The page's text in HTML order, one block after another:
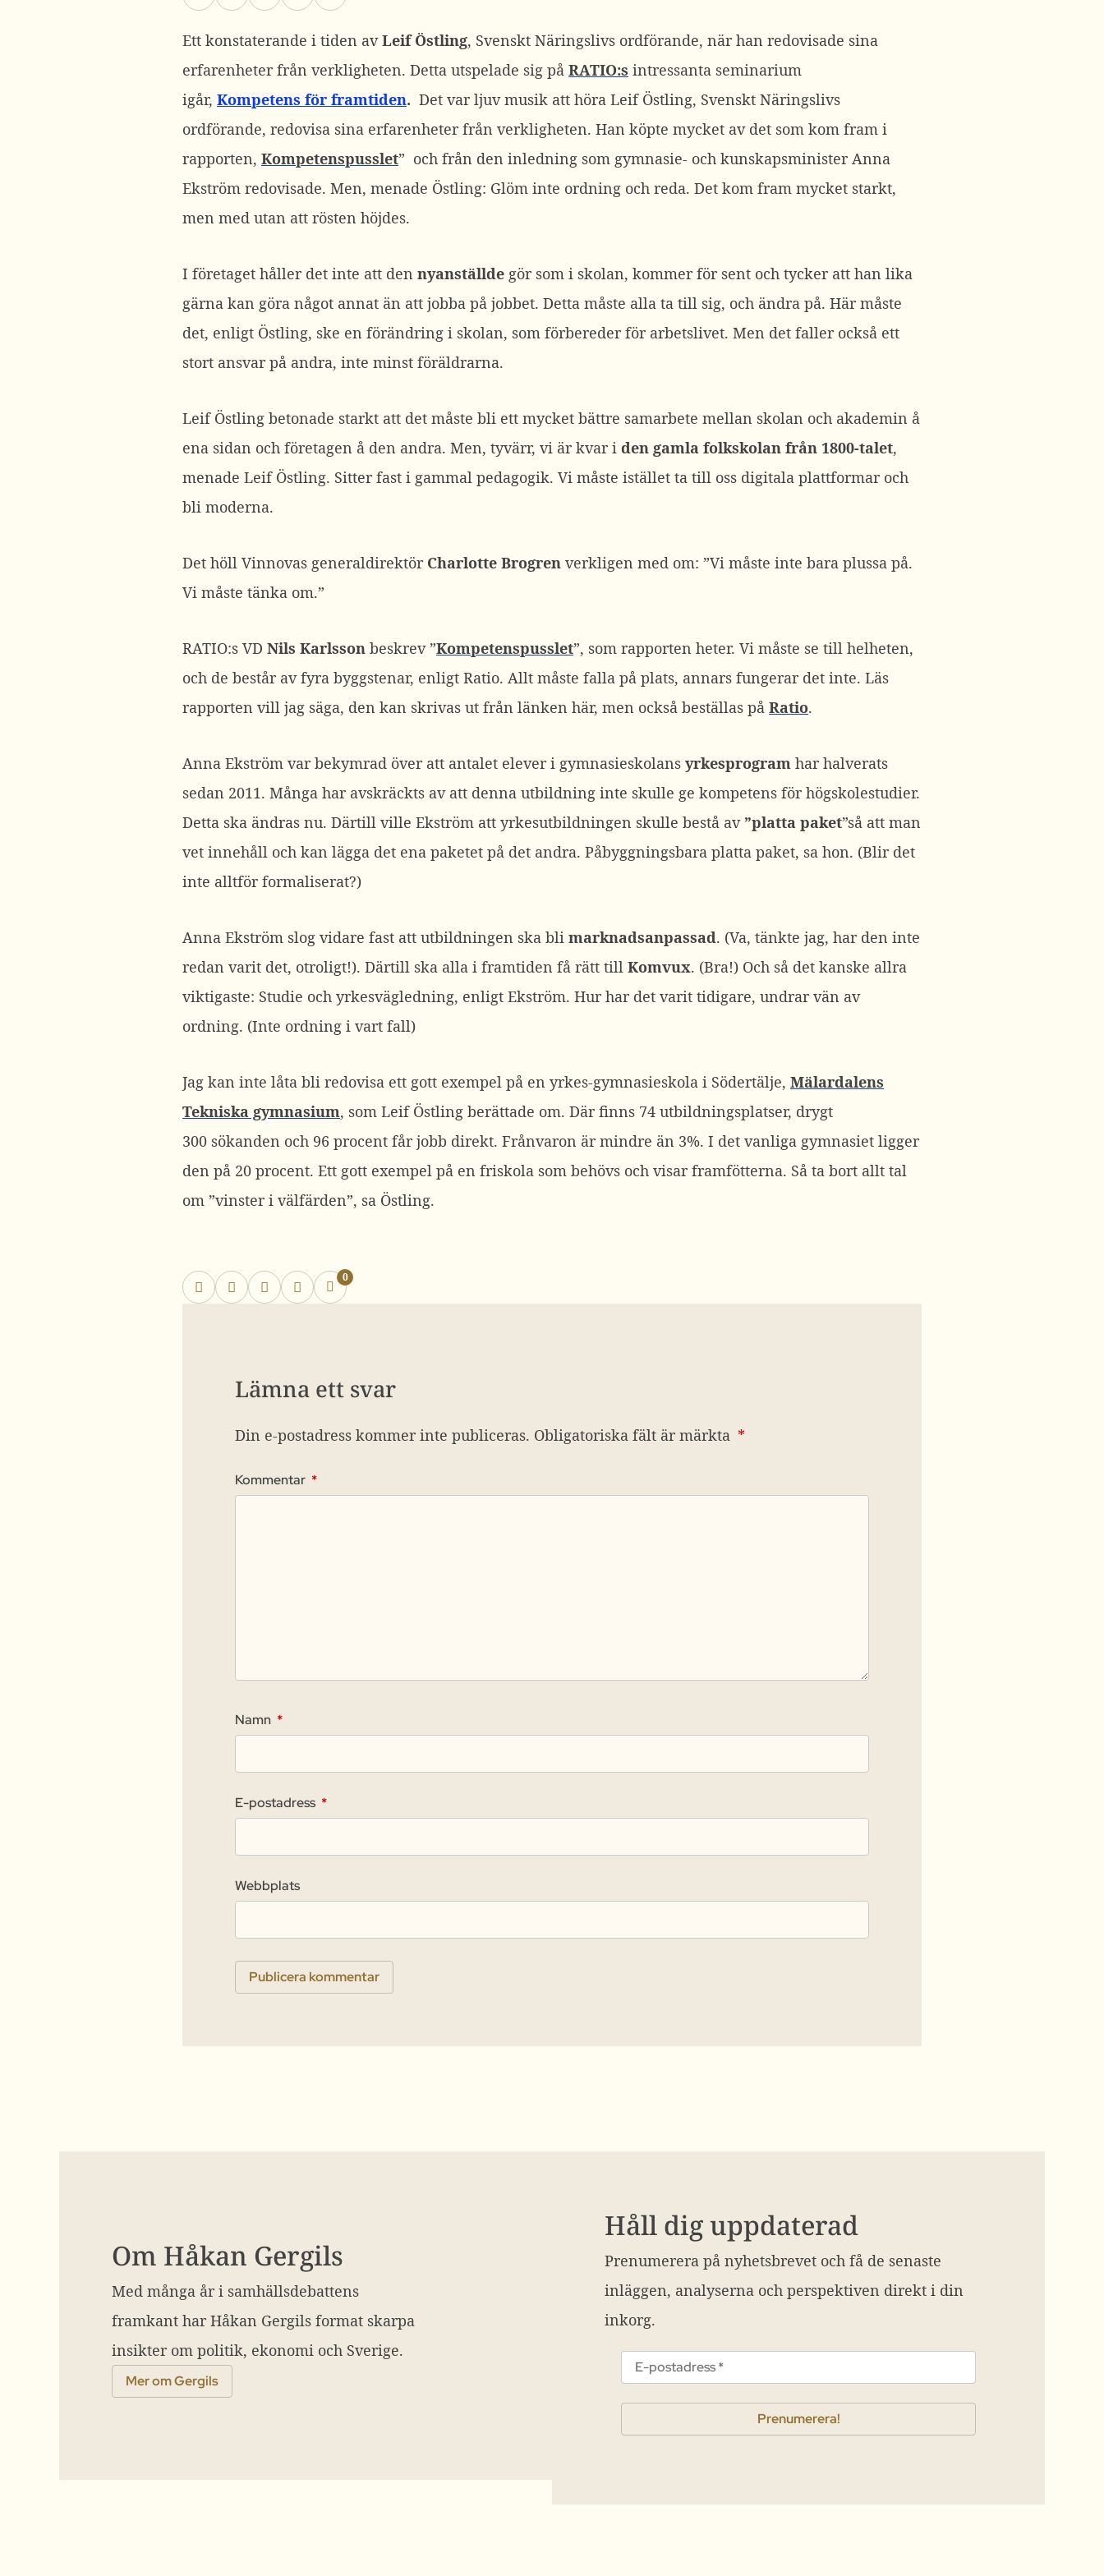
Ett konstaterande i tiden avLeif Östling, Svenskt Näringslivs ordförande, när han redovisade sina
erfarenheter från verkligheten. Detta utspelade sig på RATIO:s intressanta seminarium
igår, Kompetens för framtiden. Det var ljuv musik att höra Leif Östling, Svenskt Näringslivs
ordförande, redovisa sina erfarenheter från verkligheten. Han köpte mycket av det som kom fram i
rapporten, Kompetenspusslet” och från den inledning som gymnasie- och kunskapsminister Anna
Ekström redovisade. Men, menade Östling: Glöm inte ordning och reda. Det kom fram mycket starkt,
men med utan att rösten höjdes.
I företaget håller det inte att den nyanställde gör som i skolan, kommer för sent och tycker att han lika
gärna kan göra något annat än att jobba på jobbet. Detta måste alla ta till sig, och ändra på. Här måste
det, enligt Östling, ske en förändring i skolan, som förbereder för arbetslivet. Men det faller också ett
stort ansvar på andra, inte minst föräldrarna.
Leif Östling betonade starkt att det måste bli ett mycket bättre samarbete mellan skolan och akademin å
ena sidan och företagen å den andra. Men, tyvärr, vi är kvar i den gamla folkskolan från 1800-talet,
menade Leif Östling. Sitter fast i gammal pedagogik. Vi måste istället ta till oss digitala plattformar och
bli moderna.
Det höll Vinnovas generaldirektör Charlotte Brogren verkligen med om: ”Vi måste inte bara plussa på.
Vi måste tänka om.”
RATIO:s VD Nils Karlsson beskrev ”Kompetenspusslet”, som rapporten heter. Vi måste se till helheten,
och de består av fyra byggstenar, enligt Ratio. Allt måste falla på plats, annars fungerar det inte. Läs
rapporten vill jag säga, den kan skrivas ut från länken här, men också beställas på Ratio.
Anna Ekström var bekymrad över att antalet elever i gymnasieskolans yrkesprogram har halverats
sedan 2011. Många har avskräckts av att denna utbildning inte skulle ge kompetens för högskolestudier.
Detta ska ändras nu. Därtill ville Ekström att yrkesutbildningen skulle bestå av ”platta paket”så att man
vet innehåll och kan lägga det ena paketet på det andra. Påbyggningsbara platta paket, sa hon. (Blir det
inte alltför formaliserat?)
Anna Ekström slog vidare fast att utbildningen ska bli marknadsanpassad. (Va, tänkte jag, har den inte
redan varit det, otroligt!). Därtill ska alla i framtiden få rätt till Komvux. (Bra!) Och så det kanske allra
viktigaste: Studie och yrkesvägledning, enligt Ekström. Hur har det varit tidigare, undrar vän av
ordning. (Inte ordning i vart fall)
Jag kan inte låta bli redovisa ett gott exempel på en yrkes-gymnasieskola i Södertälje, Mälardalens
Tekniska gymnasium, som Leif Östling berättade om. Där finns 74 utbildningsplatser, drygt
300 sökanden och 96 procent får jobb direkt. Frånvaron är mindre än 3%. I det vanliga gymnasiet ligger
den på 20 procent. Ett gott exempel på en friskola som behövs och visar framfötterna. Så ta bort allt tal
om ”vinster i välfärden”, sa Östling.
0
Lämna ett svar
Din e-postadress kommer inte publiceras. Obligatoriska fält är märkta *
Kommentar *
Namn *
E-postadress *
Webbplats
Om Håkan Gergils
Med många år i samhällsdebattens
framkant har Håkan Gergils format skarpa
insikter om politik, ekonomi och Sverige.
Mer om Gergils
Håll dig uppdaterad
Prenumerera på nyhetsbrevet och få de senaste
inläggen, analyserna och perspektiven direkt i din
inkorg.